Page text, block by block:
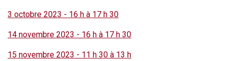
3 octobre 2023 - 16 h à 17 h 30
14 novembre 2023 - 16 h à 17 h 30
15 novembre 2023 - 11 h 30 à 13 h